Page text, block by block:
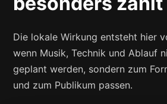
Die lokale Wirkung entsteht hier
wenn Musik, Technik und Ablauf
geplant werden, sondern zum
und zum Publikum passen.